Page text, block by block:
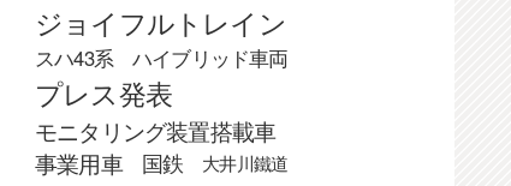
ジョイフルトレイン
スハ43系 ハイブリッド車両
プレス発表
モニタリング装置搭載車
事業用車 国鉄 大井川鐵道